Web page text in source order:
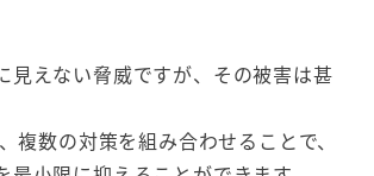
見えない脅威ですが、その被害は甚
複数の対策を組み合わせることで、